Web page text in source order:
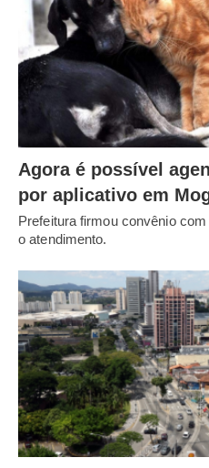
Agora é possível
por aplicativo em
Prefeitura firmou convênio
o atendimento.